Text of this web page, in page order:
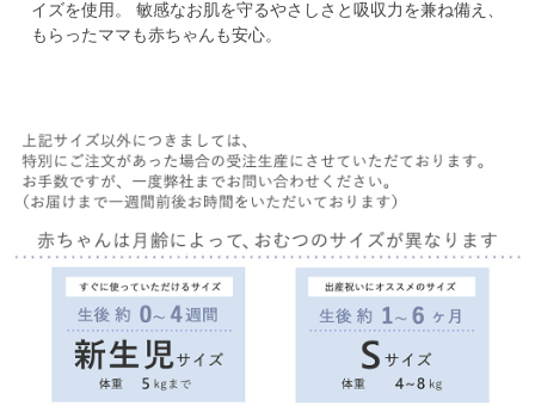
イズを使用。
敏感なお肌を守るやさしさと吸収力を兼ね備え、
もらったママも赤ちゃんも安心。